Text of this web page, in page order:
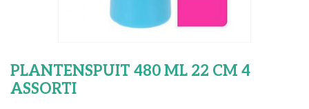
PLANTENSPUIT 480 ML 22 CM 4
ASSORTI